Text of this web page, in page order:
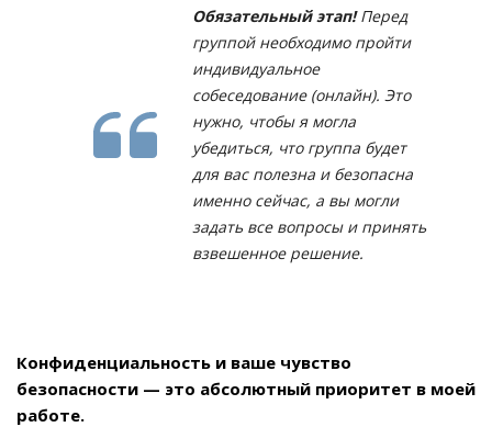
Обязательный этап!Перед
группой необходимо пройти
индивидуальное
собеседование (онлайн). Это
нужно, чтобы я могла
убедиться, что группа будет
для вас полезна и безопасна
именно сейчас, а вы могли
задать все вопросы и принять
взвешенное решение.
Конфиденциальность и ваше чувство
безопасности — это абсолютный приоритет в моей
работе.